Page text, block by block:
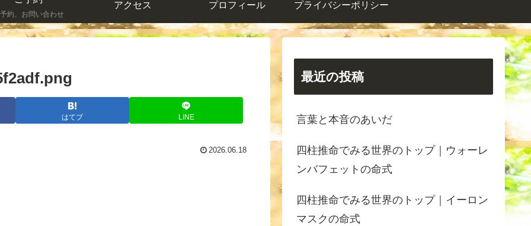
約、お問い合わせ
アクセス プロフィール プライバシーポリシー
はてブ LINE
2026.06.18
最近の投稿
言葉と本音のあいだ
四柱推命でみる世界のトップ｜ウォーレ
ンバフェットの命式
四柱推命でみる世界のトップ｜イーロン
マスクの命式